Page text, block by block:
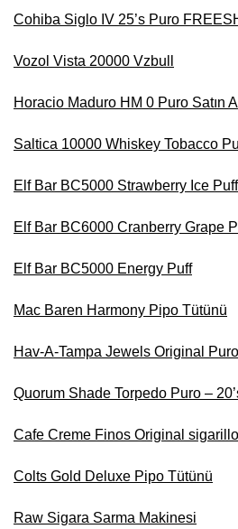
Cohiba Siglo IV 25’s Puro
Vozol Vista 20000 Vzbull
Horacio Maduro HM 0 Puro Satın
Saltica 10000 Whiskey Tobacco
Elf Bar BC5000 Strawberry Ice Puff
Elf Bar BC6000 Cranberry Grape
Elf Bar BC5000 Energy Puff
Mac Baren Harmony Pipo Tütünü
Hav-A-Tampa Jewels Original
Quorum Shade Torpedo Puro –
Cafe Creme Finos Original sigarillo
Colts Gold Deluxe Pipo Tütünü
Raw Sigara Sarma Makinesi